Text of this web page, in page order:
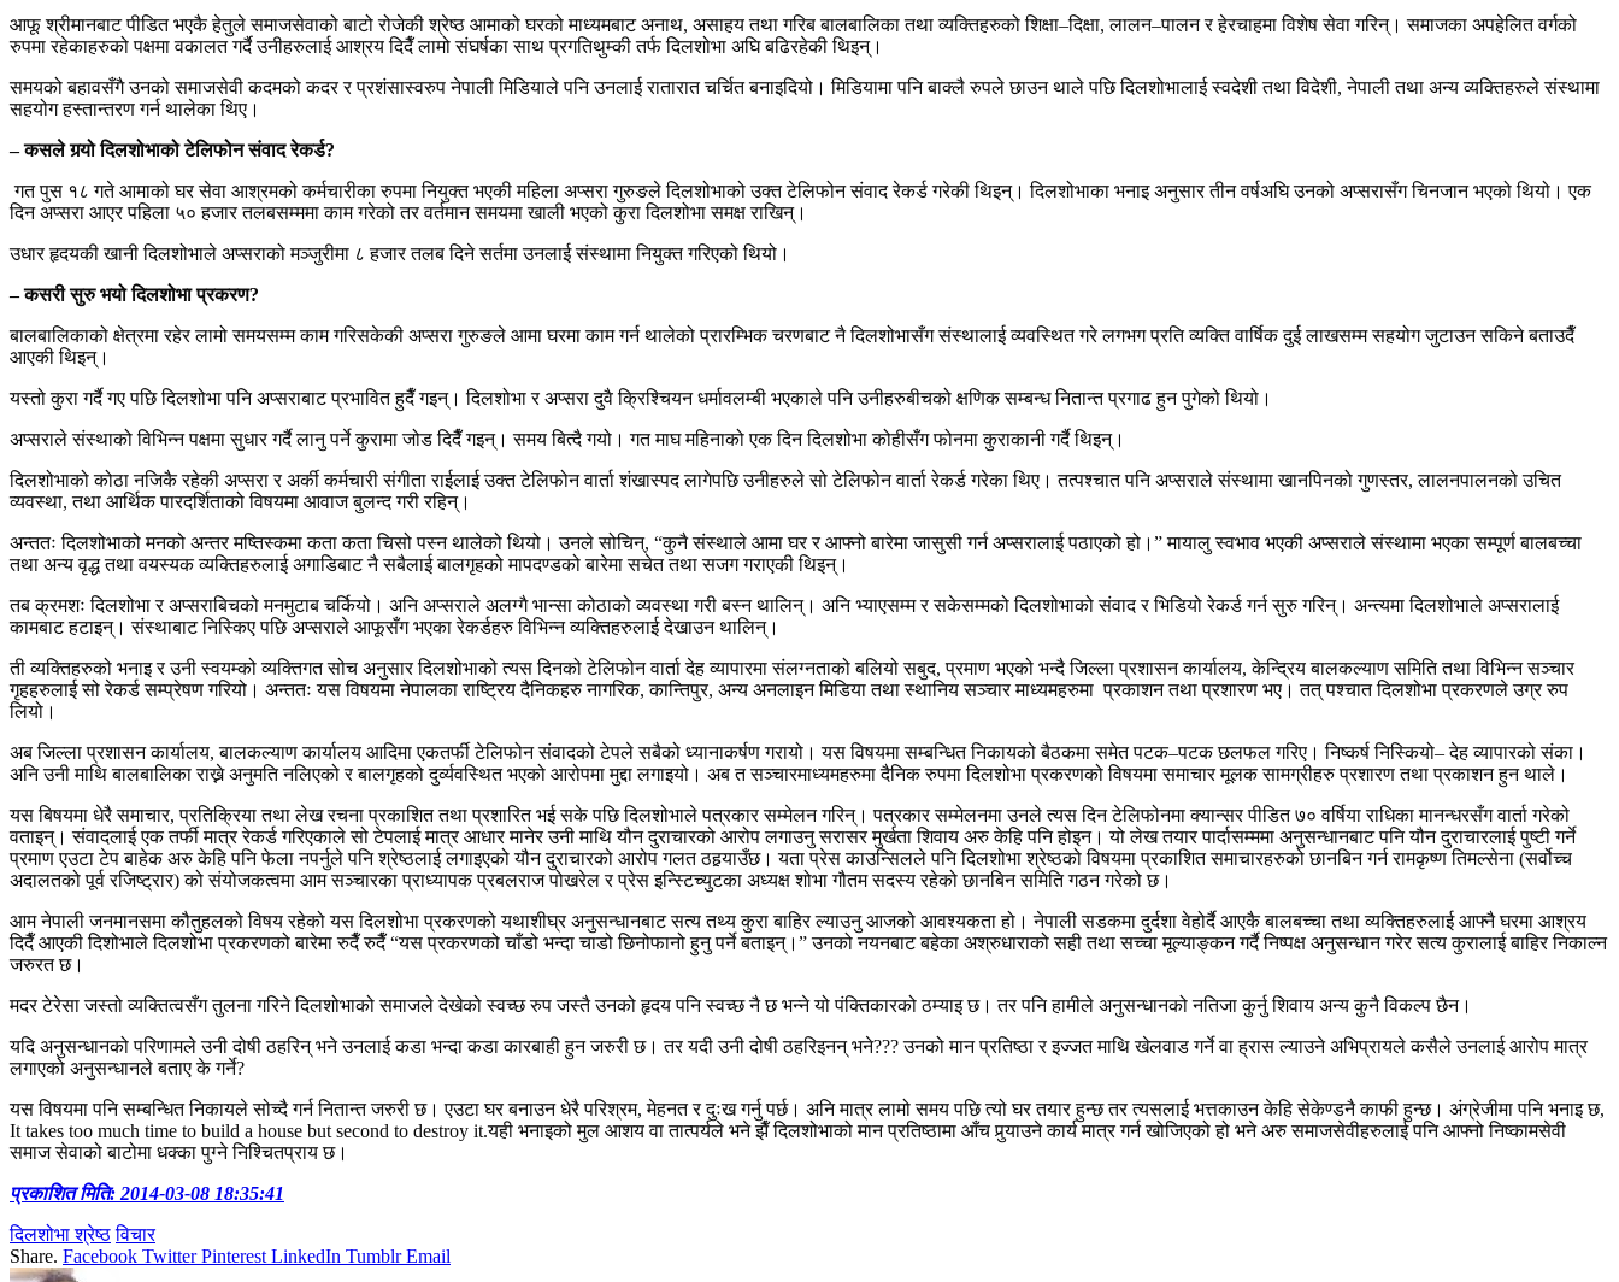
आफू श्रीमानबाट पीडित भएकै हेतुले समाजसेवाको बाटो रोजेकी श्रेष्ठ आमाको घरको माध्यमबाट अनाथ, असाहय तथा गरिब बालबालिका तथा व्यक्तिहरुको शिक्षा–दिक्षा, लालन–पालन र हेरचाहमा विशेष सेवा गरिन्। समाजका अपहेलित वर्गको
रुपमा रहेकाहरुको पक्षमा वकालत गर्दै उनीहरुलाई आश्रय दिदैँ लामो संघर्षका साथ प्रगतिथुम्की तर्फ दिलशोभा अघि बढिरहेकी थिइन्।
समयको बहावसँगै उनको समाजसेवी कदमको कदर र प्रशंसास्वरुप नेपाली मिडियाले पनि उनलाई रातारात चर्चित बनाइदियो। मिडियामा पनि बाक्लै रुपले छाउन थाले पछि दिलशोभालाई स्वदेशी तथा विदेशी, नेपाली तथा अन्य व्यक्तिहरुले संस्थामा
सहयोग हस्तान्तरण गर्न थालेका थिए।
– कसले गर्‍यो दिलशोभाको टेलिफोन संवाद रेकर्ड?
गत पुस १८ गते आमाको घर सेवा आश्रमको कर्मचारीका रुपमा नियुक्त भएकी महिला अप्सरा गुरुङले दिलशोभाको उक्त टेलिफोन संवाद रेकर्ड गरेकी थिइन्। दिलशोभाका भनाइ अनुसार तीन वर्षअघि उनको अप्सरासँग चिनजान भएको थियो। एक
दिन अप्सरा आएर पहिला ५० हजार तलबसम्ममा काम गरेको तर वर्तमान समयमा खाली भएको कुरा दिलशोभा समक्ष राखिन्।
उधार हृदयकी खानी दिलशोभाले अप्सराको मञ्जुरीमा ८ हजार तलब दिने सर्तमा उनलाई संस्थामा नियुक्त गरिएको थियो।
– कसरी सुरु भयो दिलशोभा प्रकरण?
बालबालिकाको क्षेत्रमा रहेर लामो समयसम्म काम गरिसकेकी अप्सरा गुरुङले आमा घरमा काम गर्न थालेको प्रारम्भिक चरणबाट नै दिलशोभासँग संस्थालाई व्यवस्थित गरे लगभग प्रति व्यक्ति वार्षिक दुई लाखसम्म सहयोग जुटाउन सकिने बताउदैँ
आएकी थिइन्।
यस्तो कुरा गर्दै गए पछि दिलशोभा पनि अप्सराबाट प्रभावित हुदैँ गइन्। दिलशोभा र अप्सरा दुवै क्रिश्चियन धर्मावलम्बी भएकाले पनि उनीहरुबीचको क्षणिक सम्बन्ध नितान्त प्रगाढ हुन पुगेको थियो।
अप्सराले संस्थाको विभिन्न पक्षमा सुधार गर्दै लानु पर्ने कुरामा जोड दिदैँ गइन्। समय बित्दै गयो। गत माघ महिनाको एक दिन दिलशोभा कोहीसँग फोनमा कुराकानी गर्दै थिइन्।
दिलशोभाको कोठा नजिकै रहेकी अप्सरा र अर्की कर्मचारी संगीता राईलाई उक्त टेलिफोन वार्ता शंखास्पद लागेपछि उनीहरुले सो टेलिफोन वार्ता रेकर्ड गरेका थिए। तत्पश्चात पनि अप्सराले संस्थामा खानपिनको गुणस्तर, लालनपालनको उचित
व्यवस्था, तथा आर्थिक पारदर्शिताको विषयमा आवाज बुलन्द गरी रहिन्।
अन्ततः दिलशोभाको मनको अन्तर मष्तिस्कमा कता कता चिसो पस्न थालेको थियो। उनले सोचिन्, “कुनै संस्थाले आमा घर र आफ्नो बारेमा जासुसी गर्न अप्सरालाई पठाएको हो।” मायालु स्वभाव भएकी अप्सराले संस्थामा भएका सम्पूर्ण बालबच्चा
तथा अन्य वृद्ध तथा वयस्यक व्यक्तिहरुलाई अगाडिबाट नै सबैलाई बालगृहको मापदण्डको बारेमा सचेत तथा सजग गराएकी थिइन्।
तब क्रमशः दिलशोभा र अप्सराबिचको मनमुटाब चर्कियो। अनि अप्सराले अलग्गै भान्सा कोठाको व्यवस्था गरी बस्न थालिन्। अनि भ्याएसम्म र सकेसम्मको दिलशोभाको संवाद र भिडियो रेकर्ड गर्न सुरु गरिन्। अन्त्यमा दिलशोभाले अप्सरालाई
कामबाट हटाइन्। संस्थाबाट निस्किए पछि अप्सराले आफूसँग भएका रेकर्डहरु विभिन्न व्यक्तिहरुलाई देखाउन थालिन्।
ती व्यक्तिहरुको भनाइ र उनी स्वयम्को व्यक्तिगत सोच अनुसार दिलशोभाको त्यस दिनको टेलिफोन वार्ता देह व्यापारमा संलग्नताको बलियो सबुद, प्रमाण भएको भन्दै जिल्ला प्रशासन कार्यालय, केन्द्रिय बालकल्याण समिति तथा विभिन्न सञ्चार
गृहहरुलाई सो रेकर्ड सम्प्रेषण गरियो। अन्ततः यस विषयमा नेपालका राष्ट्रिय दैनिकहरु नागरिक, कान्तिपुर, अन्य अनलाइन मिडिया तथा स्थानिय सञ्चार माध्यमहरुमा प्रकाशन तथा प्रशारण भए। तत् पश्चात दिलशोभा प्रकरणले उग्र रुप
लियो।
अब जिल्ला प्रशासन कार्यालय, बालकल्याण कार्यालय आदिमा एकतर्फी टेलिफोन संवादको टेपले सबैको ध्यानाकर्षण गरायो। यस विषयमा सम्बन्धित निकायको बैठकमा समेत पटक–पटक छलफल गरिए। निष्कर्ष निस्कियो– देह व्यापारको संका।
अनि उनी माथि बालबालिका राख्ने अनुमति नलिएको र बालगृहको दुर्व्यवस्थित भएको आरोपमा मुद्दा लगाइयो। अब त सञ्चारमाध्यमहरुमा दैनिक रुपमा दिलशोभा प्रकरणको विषयमा समाचार मूलक सामग्रीहरु प्रशारण तथा प्रकाशन हुन थाले।
यस बिषयमा धेरै समाचार, प्रतिक्रिया तथा लेख रचना प्रकाशित तथा प्रशारित भई सके पछि दिलशोभाले पत्रकार सम्मेलन गरिन्। पत्रकार सम्मेलनमा उनले त्यस दिन टेलिफोनमा क्यान्सर पीडित ७० वर्षिया राधिका मानन्धरसँग वार्ता गरेको
वताइन्। संवादलाई एक तर्फी मात्र रेकर्ड गरिएकाले सो टेपलाई मात्र आधार मानेर उनी माथि यौन दुराचारको आरोप लगाउनु सरासर मुर्खता शिवाय अरु केहि पनि होइन। यो लेख तयार पार्दासम्ममा अनुसन्धानबाट पनि यौन दुराचारलाई पुष्टी गर्ने
प्रमाण एउटा टेप बाहेक अरु केहि पनि फेला नपर्नुले पनि श्रेष्ठलाई लगाइएको यौन दुराचारको आरोप गलत ठहर्‍याउँछ। यता प्रेस काउन्सिलले पनि दिलशोभा श्रेष्ठको विषयमा प्रकाशित समाचारहरुको छानबिन गर्न रामकृष्ण तिमल्सेना (सर्वोच्च
अदालतको पूर्व रजिष्ट्रार) को संयोजकत्वमा आम सञ्चारका प्राध्यापक प्रबलराज पोखरेल र प्रेस इन्स्टिच्युटका अध्यक्ष शोभा गौतम सदस्य रहेको छानबिन समिति गठन गरेको छ।
आम नेपाली जनमानसमा कौतुहलको विषय रहेको यस दिलशोभा प्रकरणको यथाशीघ्र अनुसन्धानबाट सत्य तथ्य कुरा बाहिर ल्याउनु आजको आवश्यकता हो। नेपाली सडकमा दुर्दशा वेहोर्दै आएकै बालबच्चा तथा व्यक्तिहरुलाई आफ्नै घरमा आश्रय
दिदैँ आएकी दिशोभाले दिलशोभा प्रकरणको बारेमा रुदैँ रुदैँ “यस प्रकरणको चाँडो भन्दा चाडो छिनोफानो हुनु पर्ने बताइन्।” उनको नयनबाट बहेका अश्रुधाराको सही तथा सच्चा मूल्याङ्कन गर्दै निष्पक्ष अनुसन्धान गरेर सत्य कुरालाई बाहिर निकाल्न
जरुरत छ।
मदर टेरेसा जस्तो व्यक्तित्वसँग तुलना गरिने दिलशोभाको समाजले देखेको स्वच्छ रुप जस्तै उनको हृदय पनि स्वच्छ नै छ भन्ने यो पंक्तिकारको ठम्याइ छ। तर पनि हामीले अनुसन्धानको नतिजा कुर्नु शिवाय अन्य कुनै विकल्प छैन।
यदि अनुसन्धानको परिणामले उनी दोषी ठहरिन् भने उनलाई कडा भन्दा कडा कारबाही हुन जरुरी छ। तर यदी उनी दोषी ठहरिइनन् भने??? उनको मान प्रतिष्ठा र इज्जत माथि खेलवाड गर्ने वा ह्रास ल्याउने अभिप्रायले कसैले उनलाई आरोप मात्र
लगाएको अनुसन्धानले बताए के गर्ने?
यस विषयमा पनि सम्बन्धित निकायले सोच्दै गर्न नितान्त जरुरी छ। एउटा घर बनाउन धेरै परिश्रम, मेहनत र दुःख गर्नु पर्छ। अनि मात्र लामो समय पछि त्यो घर तयार हुन्छ तर त्यसलाई भत्तकाउन केहि सेकेण्डनै काफी हुन्छ। अंग्रेजीमा पनि भनाइ छ,
It takes too much time to build a house but second to destroy it.यही भनाइको मुल आशय वा तात्पर्यले भने झैँ दिलशोभाको मान प्रतिष्ठामा आँच पुर्‍याउने कार्य मात्र गर्न खोजिएको हो भने अरु समाजसेवीहरुलाई पनि आफ्नो निष्कामसेवी
समाज सेवाको बाटोमा धक्का पुग्ने निश्चितप्राय छ।
प्रकाशित मिति: 2014-03-08 18:35:41
दिलशोभा श्रेष्ठ विचार
Share. Facebook Twitter Pinterest LinkedIn Tumblr Email